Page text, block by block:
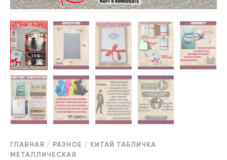
ГЛАВНАЯ / РАЗНОЕ / КИТАЙ ТАБЛИЧКА
МЕТАЛЛИЧЕСКАЯ